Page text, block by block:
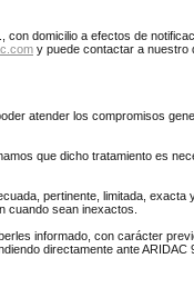
domicilio a efectos de
y puede contactar a nuestro
atender los compromisos
que dicho tratamiento es
pertinente, limitada, exacta
cuando sean inexactos.
informado, con carácter
directamente ante ARIDAC